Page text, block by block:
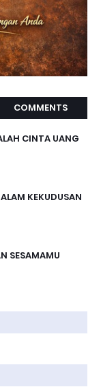
COMMENTS
CINTA UANG
KEKUDUSAN
SESAMAMU